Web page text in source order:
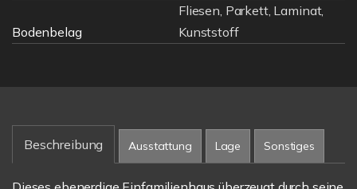
Bodenbelag
Fliesen, Parkett, Laminat,
Kunststoff
Beschreibung Ausstattung Lage Sonstiges